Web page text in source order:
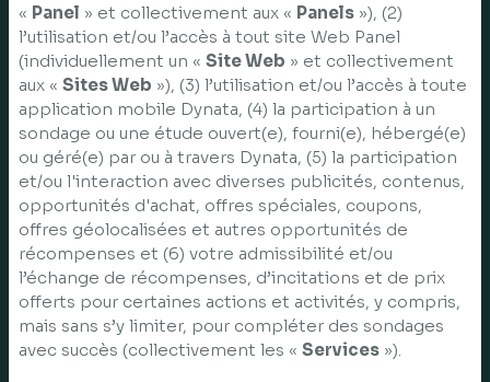
« Panel » et collectivement aux « Panels »), (2)
l’utilisation et/ou l’accès à tout site Web Panel
(individuellement un « Site Web » et collectivement
aux « Sites Web »), (3) l’utilisation et/ou l’accès à toute
application mobile Dynata, (4) la participation à un
sondage ou une étude ouvert(e), fourni(e), hébergé(e)
ou géré(e) par ou à travers Dynata, (5) la participation
et/ou l'interaction avec diverses publicités, contenus,
opportunités d'achat, offres spéciales, coupons,
offres géolocalisées et autres opportunités de
récompenses et (6) votre admissibilité et/ou
l’échange de récompenses, d’incitations et de prix
offerts pour certaines actions et activités, y compris,
mais sans s’y limiter, pour compléter des sondages
avec succès (collectivement les « Services »).